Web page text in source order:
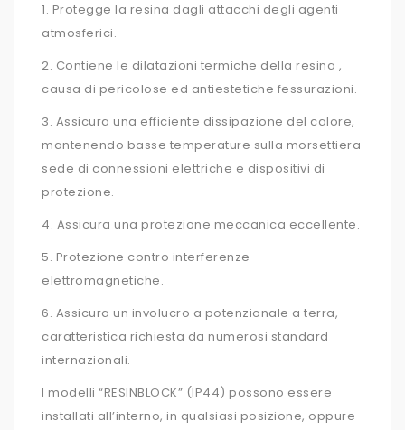
1. Protegge la resina dagli attacchi degli agenti
atmosferici.
2. Contiene le dilatazioni termiche della resina ,
causa di pericolose ed antiestetiche fessurazioni.
3. Assicura una efficiente dissipazione del calore,
mantenendo basse temperature sulla morsettiera
sede di connessioni elettriche e dispositivi di
protezione.
4. Assicura una protezione meccanica eccellente.
5. Protezione contro interferenze
elettromagnetiche.
6. Assicura un involucro a potenzionale a terra,
caratteristica richiesta da numerosi standard
internazionali.
I modelli “RESINBLOCK” (IP44) possono essere
installati all’interno, in qualsiasi posizione, oppure